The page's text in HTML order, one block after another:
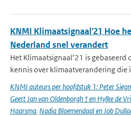
KNMI Klimaatsignaal'21 Hoe
Nederland snel verandert
Het Klimaatsignaal’21 is
kennis over klimaatverandering die
KNMI auteurs per hoofdstuk 1: Peter
Geert Jan van Oldenborgh † en Hylke de
Haarsma, Nadia Bloemendaal en Job